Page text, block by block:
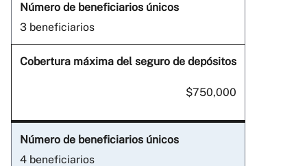
3 beneficiarios
$750,000
4 beneficiarios